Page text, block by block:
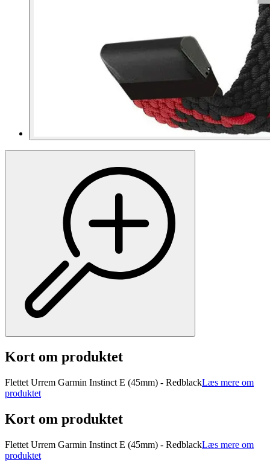
Kort om produktet
Flettet Urrem Garmin Instinct E (45mm) - RedblackLæs mere om
produktet
Kort om produktet
Flettet Urrem Garmin Instinct E (45mm) - RedblackLæs mere om
produktet